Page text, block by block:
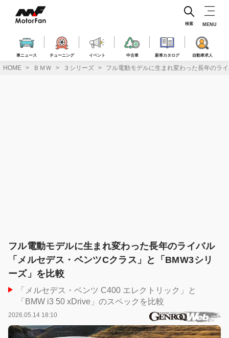
ス
車ニュース チューニング イベント 中古車 新車カタログ 自動車求人
検索 MENU
HOME ＢＭＷ ３シリーズ フル電動モデルに生まれ変わった長年のラ
フル電動モデルに生まれ変わった長年のライバル
「メルセデス・ベンツCクラス」と「BMW3シリ
ーズ」を比較
「メルセデス・ベンツ C400 エレクトリック」と
「BMW i3 50 xDrive」のスペックを比較
2026.05.14 18:10